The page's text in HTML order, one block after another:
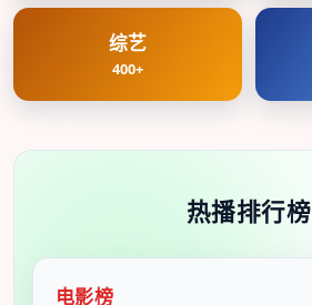
综艺
400+
热播排行榜
电影榜